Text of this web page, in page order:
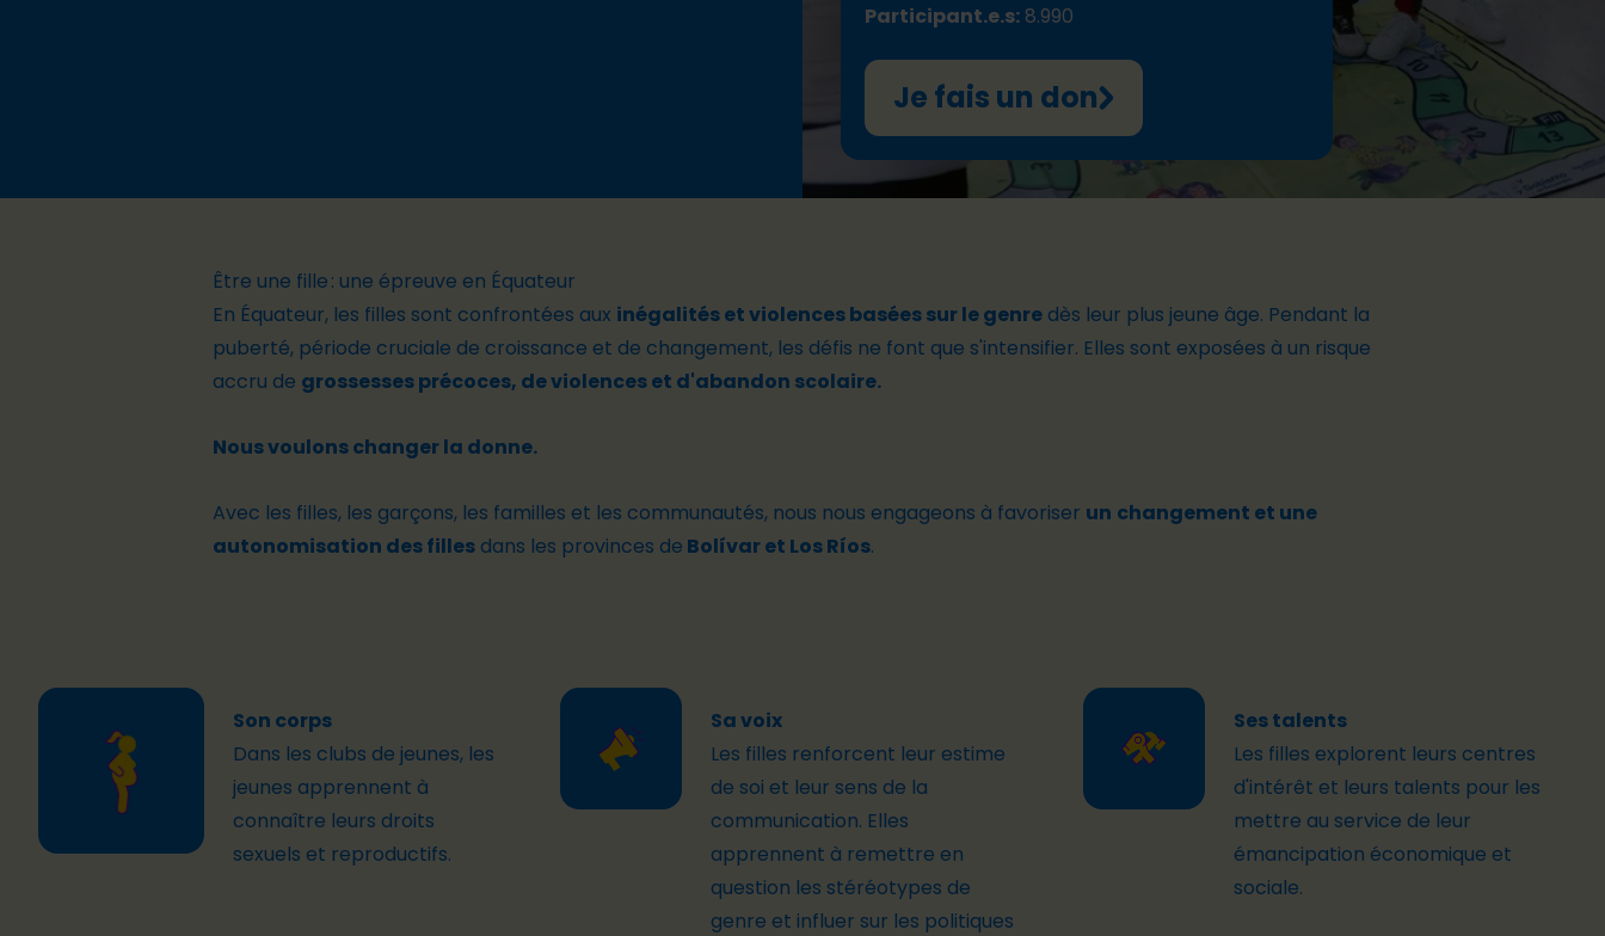
Participant.e.s: 8.990
Je fais un don
Être une fille : une épreuve en Équateur
En Équateur, les filles sont confrontées aux inégalités et violences basées sur le genre dès leur plus jeune âge. Pendant la
puberté, période cruciale de croissance et de changement, les défis ne font que s'intensifier. Elles sont exposées à un risque
accru de grossesses précoces, de violences et d'abandon scolaire.
Nous voulons changer la donne.
Avec les filles, les garçons, les familles et les communautés, nous nous engageons à favoriser un changement et une
autonomisation des filles dans les provinces de Bolívar et Los Ríos.
Son corps
Dans les clubs de jeunes, les
jeunes apprennent à
connaître leurs droits
sexuels et reproductifs.
Sa voix
Les filles renforcent leur estime
de soi et leur sens de la
communication. Elles
apprennent à remettre en
question les stéréotypes de
genre et influer sur les politiques
Ses talents
Les filles explorent leurs centres
d'intérêt et leurs talents pour les
mettre au service de leur
émancipation économique et
sociale.